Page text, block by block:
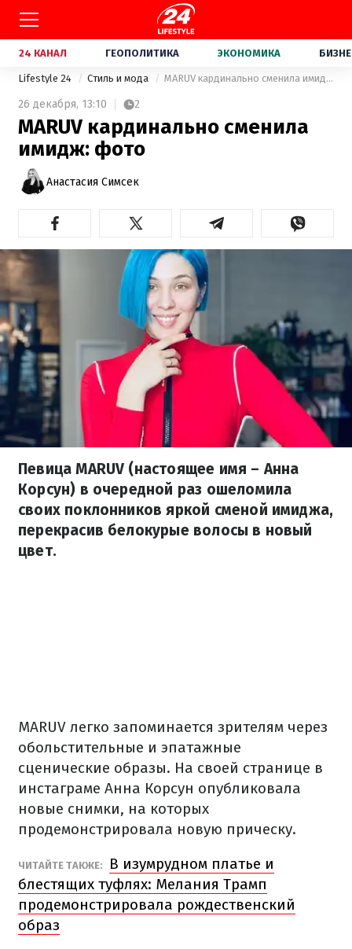
24 КАНАЛ ГЕОПОЛИТИКА ЭКОНОМИКА
Lifestyle 24 Стиль и мода MARUV кардинально сменила имидж: фото
26 декабря, 13:10 2
MARUV кардинально сменила
имидж: фото
Анастасия Симсек
Певица MARUV (настоящее имя – Анна
Корсун) в очередной раз ошеломила
своих поклонников яркой сменой имиджа,
перекрасив белокурые волосы в новый
цвет.
MARUV легко запоминается зрителям через
обольстительные и эпатажные
сценические образы. На своей странице в
инстаграме Анна Корсун опубликовала
новые снимки, на которых
продемонстрировала новую прическу.
ЧИТАЙТЕ ТАКЖЕ:
В изумрудном платье и
блестящих туфлях: Мелания Трамп
продемонстрировала рождественский
образ